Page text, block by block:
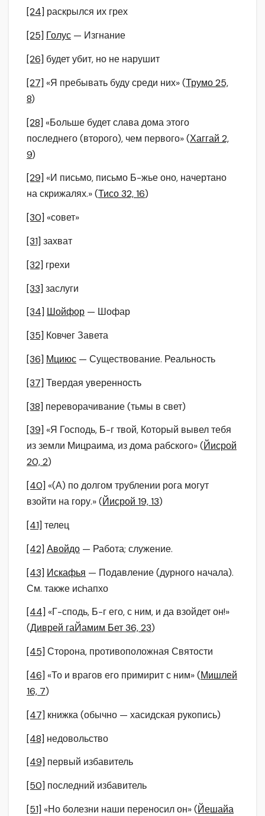
[24] раскрылся их грех
[25] Голус — Изгнание
[26] будет убит, но не нарушит
[27] «Я пребывать буду среди них» (Трумо 25,
8)
[28] «Больше будет слава дома этого
последнего (второго), чем первого» (Хаггай 2,
9)
[29] «И письмо, письмо Б-жье оно, начертано
на скрижалях.» (Тисо 32, 16)
[30] «совет»
[31] захват
[32] грехи
[33] заслуги
[34] Шойфор — Шофар
[35] Ковчег Завета
[36] Мциюс — Существование. Реальность
[37] Твердая уверенность
[38] переворачивание (тьмы в свет)
[39] «Я Господь, Б-г твой, Который вывел тебя
из земли Мицраима, из дома рабского» (Йисрой
20, 2)
[40] «(А) по долгом трублении рога могут
взойти на гору.» (Йисрой 19, 13)
[41] телец
[42] Авойдо — Работа; служение.
[43] Искафья — Подавление (дурного начала).
См. также исhапхо
[44] «Г-сподь, Б-г его, с ним, и да взойдет он!»
(Диврей гаЙамим Бет 36, 23)
[45] Сторона, противоположная Святости
[46] «То и врагов его примирит с ним» (Мишлей
16, 7)
[47] книжка (обычно — хасидская рукопись)
[48] недовольство
[49] первый избавитель
[50] последний избавитель
[51] «Но болезни наши переносил он» (Йешайа